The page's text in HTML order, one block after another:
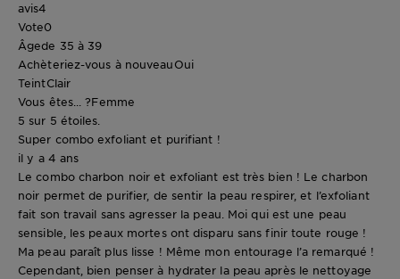
avis4
Vote0
Âgede 35 à 39
Achèteriez-vous à nouveauOui
TeintClair
Vous êtes... ?Femme
5 sur 5 étoiles.
Super combo exfoliant et purifiant !
il y a 4 ans
Le combo charbon noir et exfoliant est très bien ! Le charbon
noir permet de purifier, de sentir la peau respirer, et l’exfoliant
fait son travail sans agresser la peau. Moi qui est une peau
sensible, les peaux mortes ont disparu sans finir toute rouge !
Ma peau paraît plus lisse ! Même mon entourage l’a remarqué !
Cependant, bien penser à hydrater la peau après le nettoyage